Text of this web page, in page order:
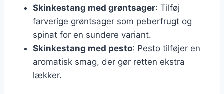
Skinkestang med grøntsager: Tilføj
farverige grøntsager som peberfrugt og
spinat for en sundere variant.
Skinkestang med pesto: Pesto tilføjer en
aromatisk smag, der gør retten ekstra
lækker.